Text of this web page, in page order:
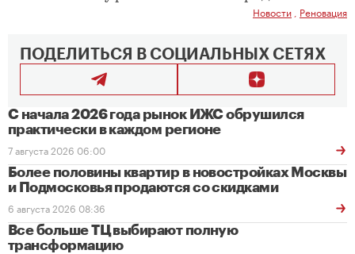
Новости Реновация
ПОДЕЛИТЬСЯ В СОЦИАЛЬНЫХ СЕТЯХ
С начала 2026 года рынок ИЖС обрушился
практически в каждом регионе
7 августа 2026 06:00
Более половины квартир в новостройках Москвы
и Подмосковья продаются со скидками
6 августа 2026 08:36
Все больше ТЦ выбирают полную
трансформацию